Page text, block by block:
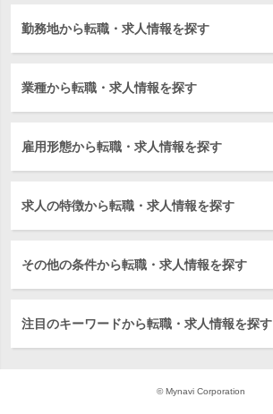
勤務地から転職・求人情報を探す
業種から転職・求人情報を探す
雇用形態から転職・求人情報を探す
求人の特徴から転職・求人情報を探す
その他の条件から転職・求人情報を探す
注目のキーワードから転職・求人情報を探す
© Mynavi Corporation